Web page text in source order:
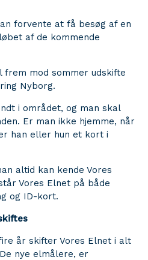
forvente at få besøg af en
af de kommende
frem mod sommer udskifte
Nyborg.
i området, og man skal
Er man ikke hjemme, når
han eller hun et kort i
altid kan kende Vores
Vores Elnet på både
og ID-kort.
år skifter Vores Elnet i alt
nye elmålere, er